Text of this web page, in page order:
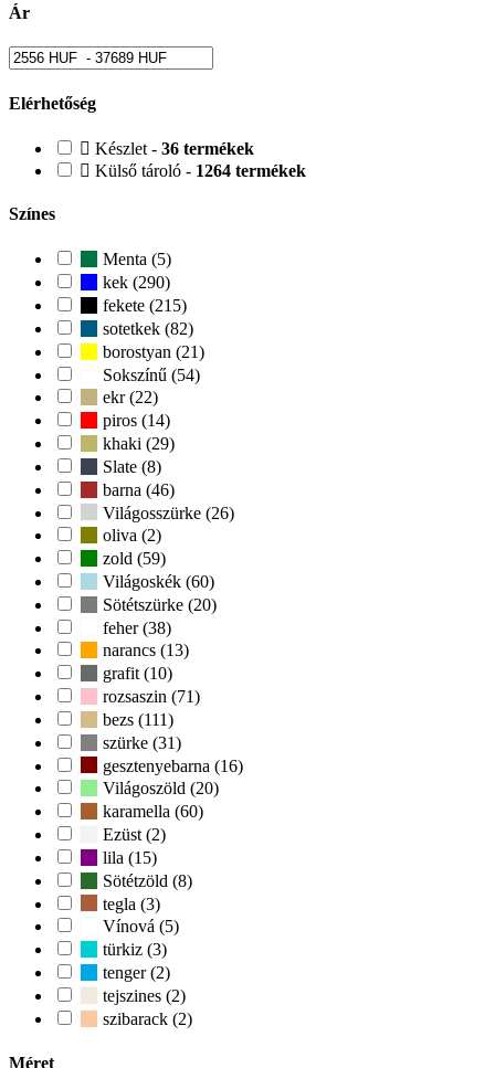
Ár
Elérhetőség
Készlet - 36 termékek
Külső tároló - 1264 termékek
Színes
Menta (5)
kek (290)
fekete (215)
sotetkek (82)
borostyan (21)
Sokszínű (54)
ekr (22)
piros (14)
khaki (29)
Slate (8)
barna (46)
Világosszürke (26)
oliva (2)
zold (59)
Világoskék (60)
Sötétszürke (20)
feher (38)
narancs (13)
grafit (10)
rozsaszin (71)
bezs (111)
szürke (31)
gesztenyebarna (16)
Világoszöld (20)
karamella (60)
Ezüst (2)
lila (15)
Sötétzöld (8)
tegla (3)
Vínová (5)
türkiz (3)
tenger (2)
tejszines (2)
szibarack (2)
Méret